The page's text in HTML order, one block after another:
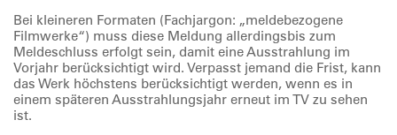
Bei kleineren Formaten (Fachjargon: „meldebezogene
Filmwerke“) muss diese Meldung allerdingsbis zum
Meldeschluss erfolgt sein, damit eine Ausstrahlung im
Vorjahr berücksichtigt wird. Verpasst jemand die Frist, kann
das Werk höchstens berücksichtigt werden, wenn es in
einem späteren Ausstrahlungsjahr erneut im TV zu sehen
ist.